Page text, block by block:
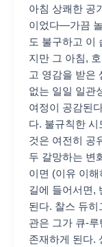
아침 상쾌한 공
이었다—가끔
도 불구하고 이
지만 그 아침,
고 영감을 받은
없는 일일 일관
여정이 공감된
다. 불규칙한
것은 여전히 공
두 갈망하는 변
이면 (이유 이
길에 들어서면,
된다. 찰스 듀
관은 그가 큐-
존재하게 된다.